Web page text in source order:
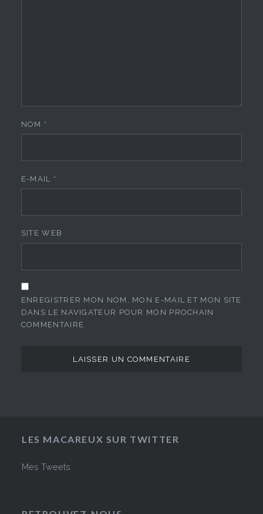
NOM *
E-MAIL *
SITE WEB
ENREGISTRER MON NOM, MON E-MAIL ET MON SITE
DANS LE NAVIGATEUR POUR MON PROCHAIN
COMMENTAIRE.
LES MACAREUX SUR TWITTER
Mes Tweets